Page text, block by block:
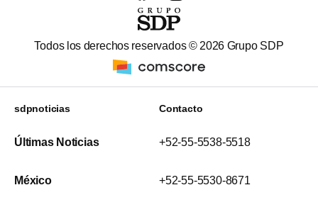
Todos los derechos reservados © 2026 Grupo SDP
sdpnoticias
Últimas Noticias
México
Contacto
+52-55-5538-5518
+52-55-5530-8671